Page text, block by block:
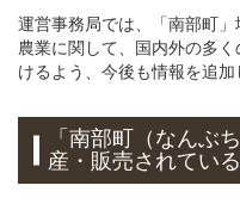
運営事務局では、「南部町
農業に関して、国内外の多
けるよう、今後も情報を追加
「南部町（なんぶ
産・販売されている